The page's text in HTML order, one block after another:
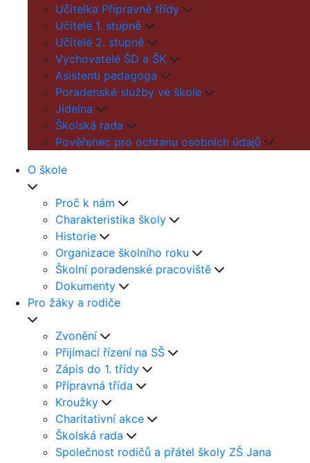
Učitelka Přípravné třídy
Učitelé 1. stupně
Učitelé 2. stupně
Vychovatelé ŠD a ŠK
Asistenti pedagoga
Poradenské služby ve škole
Jídelna
Školská rada
Pověřenec pro ochranu osobních údajů
O škole
Proč k nám
Charakteristika školy
Historie
Organizace školního roku
Školní poradenské pracoviště
Dokumenty
Pro žáky a rodiče
Zvonění
Přijímací řízení na SŠ
Zápis do 1. třídy
Přípravná třída
Kroužky
Charitativní akce
Školská rada
Společnost rodičů a přátel školy ZŠ Jana